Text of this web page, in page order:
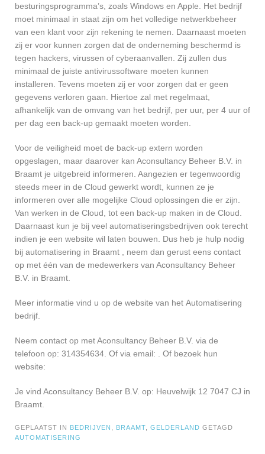
besturingsprogramma’s, zoals Windows en Apple. Het bedrijf
moet minimaal in staat zijn om het volledige netwerkbeheer
van een klant voor zijn rekening te nemen. Daarnaast moeten
zij er voor kunnen zorgen dat de onderneming beschermd is
tegen hackers, virussen of cyberaanvallen. Zij zullen dus
minimaal de juiste antivirussoftware moeten kunnen
installeren. Tevens moeten zij er voor zorgen dat er geen
gegevens verloren gaan. Hiertoe zal met regelmaat,
afhankelijk van de omvang van het bedrijf, per uur, per 4 uur of
per dag een back-up gemaakt moeten worden.
Voor de veiligheid moet de back-up extern worden
opgeslagen, maar daarover kan Aconsultancy Beheer B.V. in
Braamt je uitgebreid informeren. Aangezien er tegenwoordig
steeds meer in de Cloud gewerkt wordt, kunnen ze je
informeren over alle mogelijke Cloud oplossingen die er zijn.
Van werken in de Cloud, tot een back-up maken in de Cloud.
Daarnaast kun je bij veel automatiseringsbedrijven ook terecht
indien je een website wil laten bouwen. Dus heb je hulp nodig
bij automatisering in Braamt , neem dan gerust eens contact
op met één van de medewerkers van Aconsultancy Beheer
B.V. in Braamt.
Meer informatie vind u op de website van het Automatisering
bedrijf.
Neem contact op met Aconsultancy Beheer B.V. via de
telefoon op: 314354634. Of via email:
. Of bezoek hun
website:
Je vind Aconsultancy Beheer B.V. op: Heuvelwijk 12 7047 CJ in
Braamt.
GEPLAATST IN BEDRIJVEN BRAAMT GELDERLAND GETAGD
AUTOMATISERING